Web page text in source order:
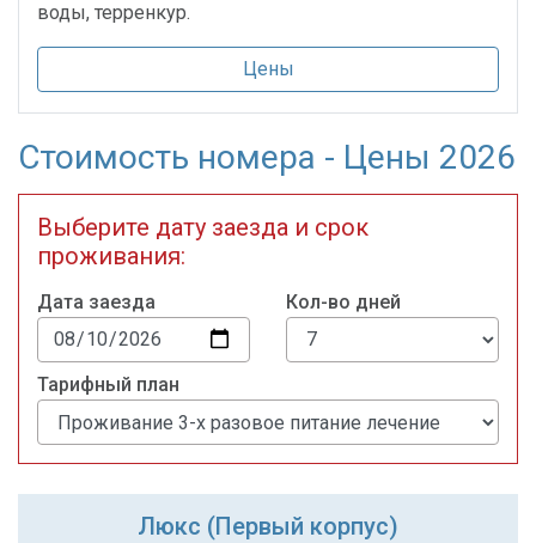
воды, терренкур.
Цены
Стоимость номера - Цены 2026
Выберите дату заезда и срок
проживания:
Дата заезда Кол-во дней
Тарифный план
Люкс (Первый корпус)